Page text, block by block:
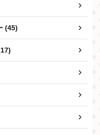
(45)